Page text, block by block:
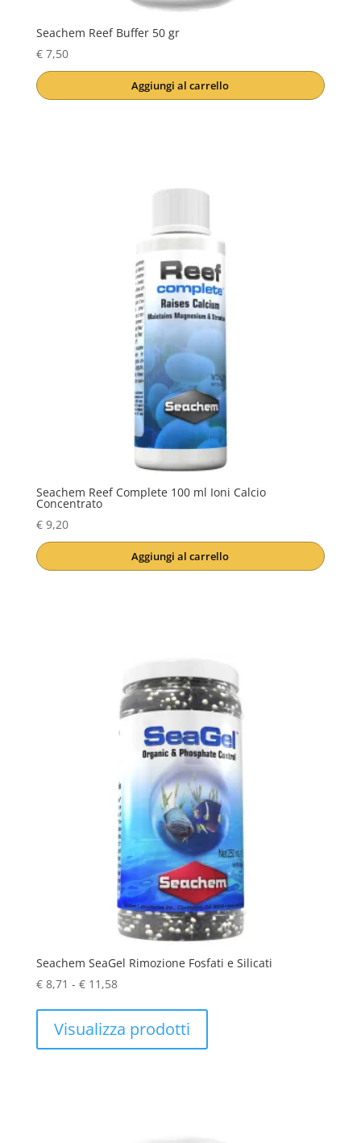
Seachem Reef Buffer 50 gr
€7,50
Aggiungi al carrello
Seachem Reef Complete 100 ml Ioni Calcio
Concentrato
€9,20
Aggiungi al carrello
Seachem SeaGel Rimozione Fosfati e Silicati
€8,71 - €11,58Fascia
da
Visualizza prodotti